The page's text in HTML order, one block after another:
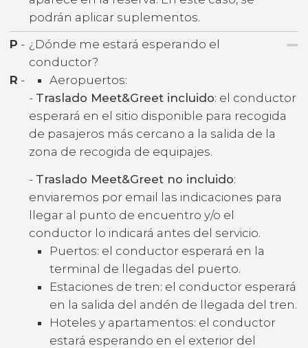
podrán aplicar suplementos.
P - ¿Dónde me estará esperando el
conductor?
R -
Aeropuertos:
- Traslado Meet&Greet incluido: el conductor
esperará en el sitio disponible para recogida
de pasajeros más cercano a la salida de la
zona de recogida de equipajes.
- Traslado Meet&Greet no incluido:
enviaremos por email las indicaciones para
llegar al punto de encuentro y/o el
conductor lo indicará antes del servicio.
Puertos: el conductor esperará en la
terminal de llegadas del puerto.
Estaciones de tren: el conductor esperará
en la salida del andén de llegada del tren.
Hoteles y apartamentos: el conductor
estará esperando en el exterior del